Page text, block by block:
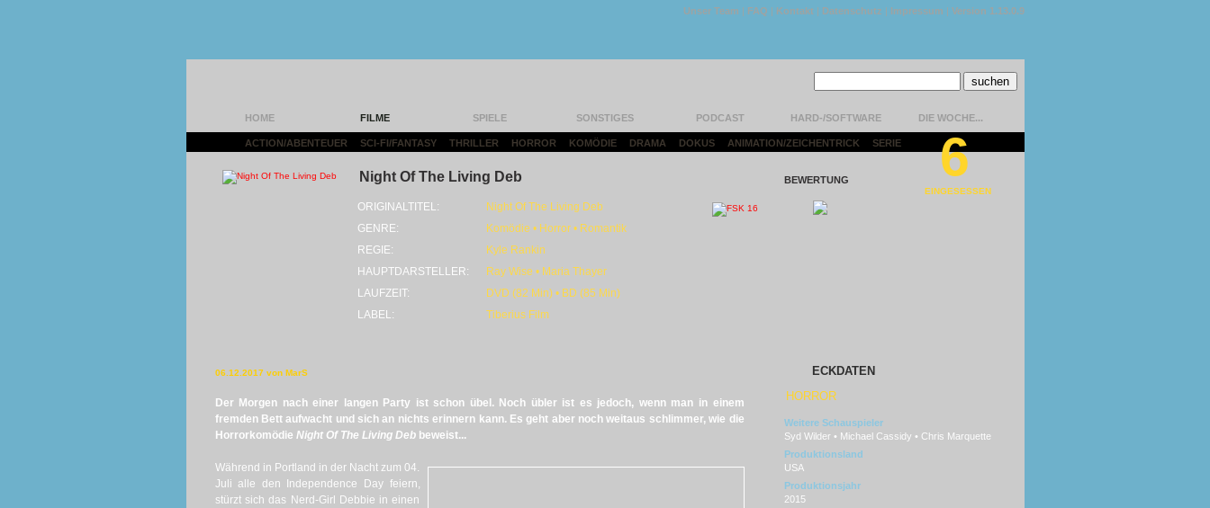
Unser Team | FAQ | Kontakt | Datenschutz | Impressum | Version 1.13.0.9
HOME FILME SPIELE SONSTIGES PODCAST HARD-/SOFTWARE DIE WOCHE...
ACTION/ABENTEUER SCI-FI/FANTASY THRILLER HORROR KOMÖDIE DRAMA DOKUS ANIMATION/ZEICHENTRICK SERIE
Night Of The Living Deb
ORIGINALTITEL:
Night Of The Living Deb
GENRE:
Komödie • Horror • Romantik
REGIE:
Kyle Rankin
HAUPTDARSTELLER:
Ray Wise • Maria Thayer
LAUFZEIT:
DVD (82 Min) • BD (85 Min)
LABEL:
Tiberius Film
BEWERTUNG 6
EINGESESSEN
06.12.2017 von MarS
Der Morgen nach einer langen Party ist schon übel. Noch übler ist es jedoch, wenn man in einem
fremden Bett aufwacht und sich an nichts erinnern kann. Es geht aber noch weitaus schlimmer, wie die
Horrorkomödie Night Of The Living Debbeweist...
Während in Portland in der Nacht zum 04.
Juli alle den Independence Day feiern,
stürzt sich das Nerd-Girl Debbie in einen
ECKDATEN
HORROR
Weitere Schauspieler
Syd Wilder • Michael Cassidy • Chris Marquette
Produktionsland
USA
Produktionsjahr
2015